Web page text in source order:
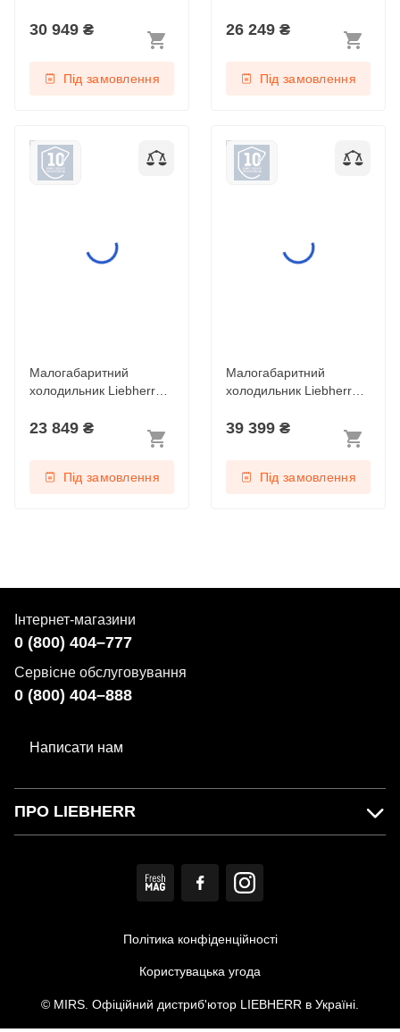
30 949 ₴
Під замовлення
26 249 ₴
Під замовлення
Малогабаритний
холодильник Liebherr
Малогабаритний
холодильник Liebherr
23 849 ₴
Під замовлення
Малогабаритний
холодильник Liebherr
Малогабаритний
холодильник Liebherr
39 399 ₴
Під замовлення
Інтернет-магазини
0 (800) 404–777
Сервісне обслуговування
0 (800) 404–888
Написати нам
ПРО LIEBHERR
© MIRS. Офіційний дистриб'ютор LIEBHERR в Україні.
Політика конфіденційності
Користувацька угода